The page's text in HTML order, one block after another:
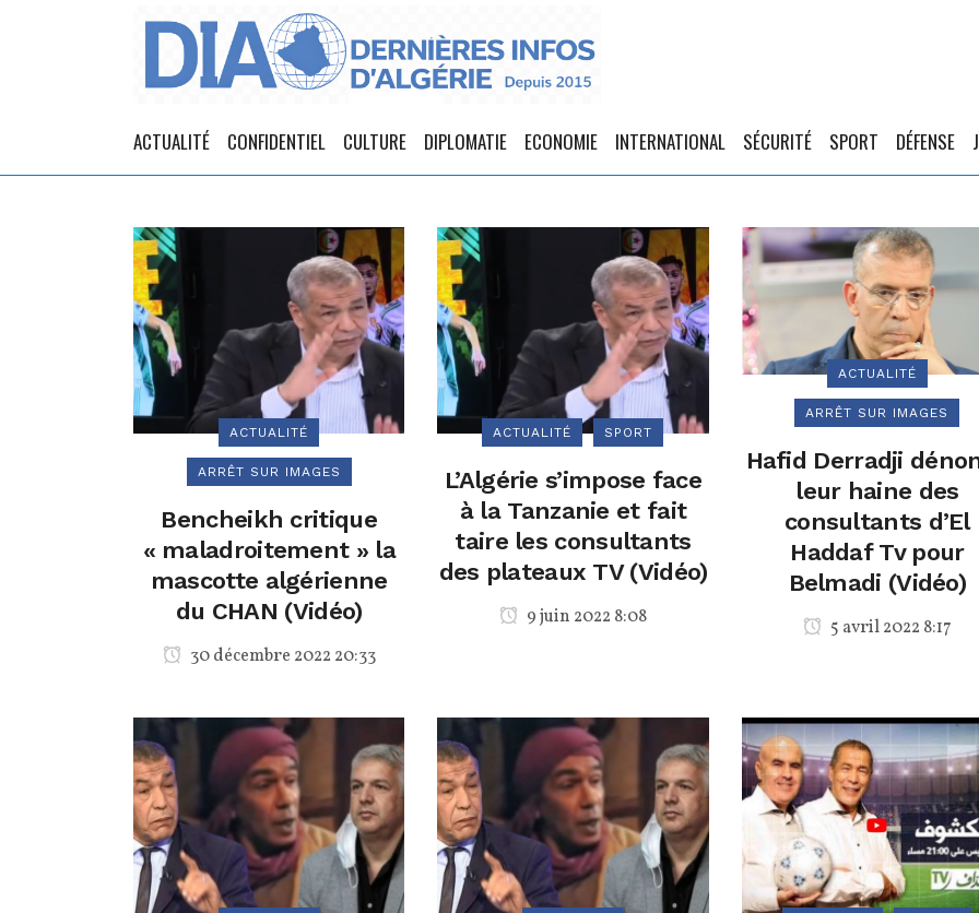
ACTUALITÉ CONFIDENTIEL CULTURE DIPLOMATIE ECONOMIE INTERNATIONAL SÉCURITÉ SPORT DÉFENSE
ACTUALITÉ
ARRÊT SUR IMAGES
Bencheikh critique
« maladroitement » la
mascotte algérienne
du CHAN (Vidéo)
30 décembre 2022 20:33
ACTUALITÉ SPORT
L’Algérie s’impose face
à la Tanzanie et fait
taire les consultants
des plateaux TV (Vidéo)
9 juin 2022 8:08
ACTUALITÉ
ARRÊT SUR IMAGES
Hafid Derradji
leur haine des
consultants d’El
Haddaf Tv pour
Belmadi (Vidéo)
5 avril 2022 8:17